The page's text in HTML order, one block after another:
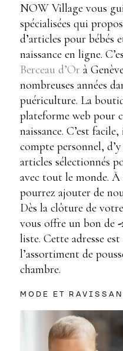
NOW Village vous
spécialisées qui
d’articles pour bébés
naissance en ligne.
Berceau d’Or à
nombreuses années
puériculture. La
plateforme web pour
naissance. C’est
compte personnel,
articles sélectionnés
avec tout le monde.
pourrez ajouter de
Dès la clôture de
vous offre un bon de -
liste. Cette adresse
l’assortiment de
chambre.
MODE ET